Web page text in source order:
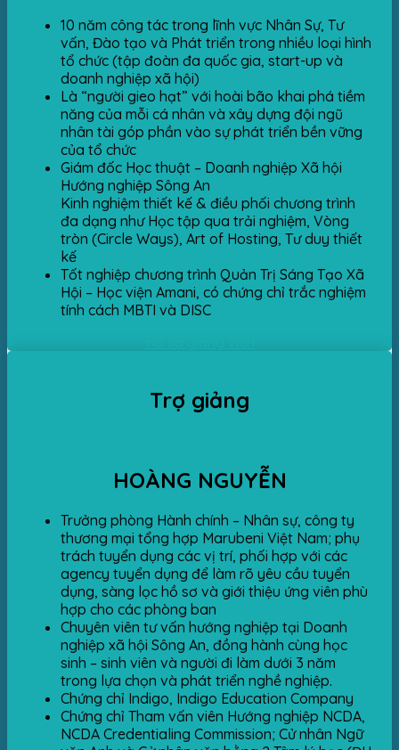
10 năm công tác trong lĩnh vực Nhân Sự, Tư
vấn, Đào tạo và Phát triển trong nhiều loại hình
tổ chức (tập đoàn đa quốc gia, start-up và
doanh nghiệp xã hội)
Là “người gieo hạt” với hoài bão khai phá tiềm
năng của mỗi cá nhân và xây dựng đội ngũ
nhân tài góp phần vào sự phát triển bền vững
của tổ chức
Giám đốc Học thuật – Doanh nghiệp Xã hội
Hướng nghiệp Sông An
Kinh nghiệm thiết kế & điều phối chương trình
đa dạng như Học tập qua trải nghiệm, Vòng
tròn (Circle Ways), Art of Hosting, Tư duy thiết
kế
Tốt nghiệp chương trình Quản Trị Sáng Tạo Xã
Hội – Học viện Amani, có chứng chỉ trắc nghiệm
tính cách MBTI và DISC
Trợ giảng
HOÀNG NGUYỄN
Trưởng phòng Hành chính – Nhân sự, công ty
thương mại tổng hợp Marubeni Việt Nam; phụ
trách tuyển dụng các vị trí, phối hợp với các
agency tuyển dụng để làm rõ yêu cầu tuyển
dụng, sàng lọc hồ sơ và giới thiệu ứng viên phù
hợp cho các phòng ban
Chuyên viên tư vấn hướng nghiệp tại Doanh
nghiệp xã hội Sông An, đồng hành cùng học
sinh – sinh viên và người đi làm dưới 3 năm
trong lựa chọn và phát triển nghề nghiệp.
Chứng chỉ Indigo, Indigo Education Company
Chứng chỉ Tham vấn viên Hướng nghiệp NCDA,
NCDA Credentialing Commission; Cử nhân Ngữ